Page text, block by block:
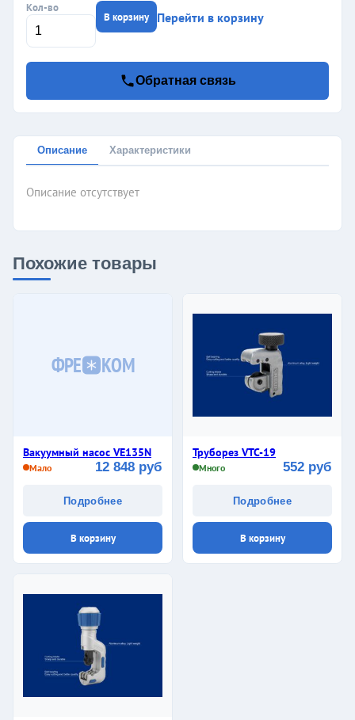
Кол-во
В корзину Перейти в корзину
Обратная связь
Описание Характеристики
Описание отсутствует
Похожие товары
ФРЕ КОМ
Вакуумный насос VE135N
Мало 12 848 руб
Подробнее
В корзину
Труборез VTC-19
Много 552 руб
Подробнее
В корзину